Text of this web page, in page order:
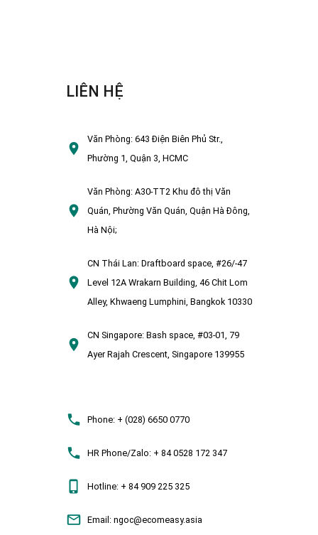
LIÊN HỆ
Văn Phòng:643 Điện Biên Phủ Str.,
Phường 1, Quận 3, HCMC
Văn Phòng:A30-TT2 Khu đô thị Văn
Quán, Phường Văn Quán, Quận Hà Đông,
Hà Nội;
CN Thái Lan: Draftboard space, #26/-47
Level 12A Wrakarn Building, 46 Chit Lom
Alley, Khwaeng Lumphini, Bangkok 10330
CN Singapore: Bash space, #03-01, 79
Ayer Rajah Crescent, Singapore 139955
Phone:+ (028) 6650 0770
HR Phone/Zalo:+ 84 0528 172 347
Hotline:+ 84 909 225 325
Email: ngoc@ecomeasy.asia